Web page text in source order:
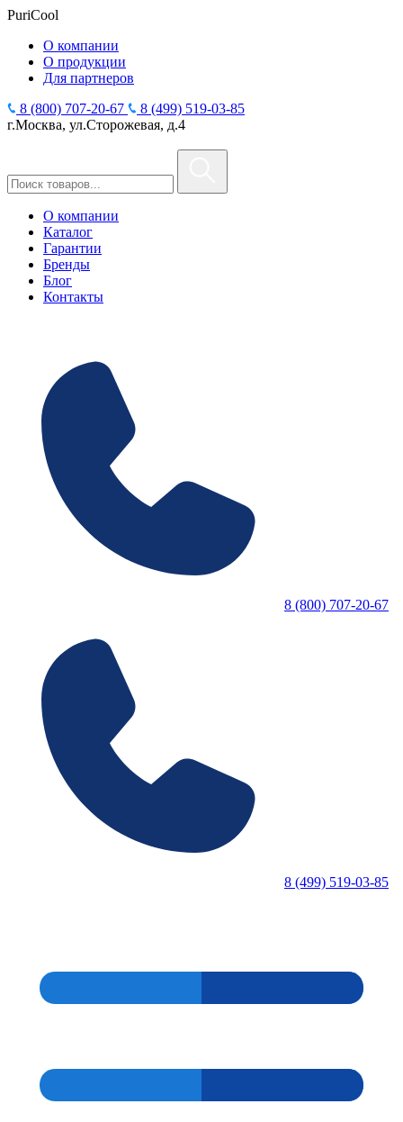
PuriCool
О компании
О продукции
Для партнеров
8 (800) 707-20-67
8 (499) 519-03-85
г.Москва, ул.Сторожевая, д.4
О компании
Каталог
Гарантии
Бренды
Блог
Контакты
8 (800) 707-20-67
8 (499) 519-03-85